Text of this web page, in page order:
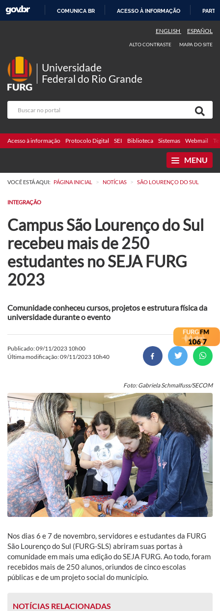
COMUNICA BR ACESSO À INFORMAÇÃO
ENGLISH ESPAÑOL
ALTO CONTRASTE MAPA DO SITE
Universidade
Federal do Rio Grande
Acesso à informação Protocolo Digital SEI Biblioteca Sistemas Webmail
MENU
VOCÊ ESTÁ AQUI: PÁGINA INICIAL > NOTÍCIAS > SÃO LOURENÇO DO SUL
INTEGRAÇÃO
Campus São Lourenço do Sul
recebeu mais de 250
estudantes no SEJA FURG
2023
Comunidade conheceu cursos, projetos e estrutura física da
universidade durante o evento
Publicado: 09/11/2023 10h00
Última modificação: 09/11/2023 10h40
Foto: Gabriela Schmalfuss/SECOM
Nos dias 6 e 7 de novembro, servidores e estudantes da FURG
São Lourenço do Sul (FURG-SLS) abriram suas portas à
comunidade em mais uma edição do SEJA FURG. Ao todo, foram
recebidos mais de 250 alunos, oriundos de cinco escolas
públicas e de um projeto social do município.
NOTÍCIAS RELACIONADAS